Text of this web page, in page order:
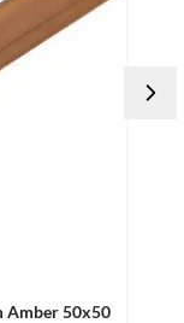
Amber 50x50